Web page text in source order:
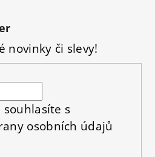
novinky či slevy!
s
osobních údajů